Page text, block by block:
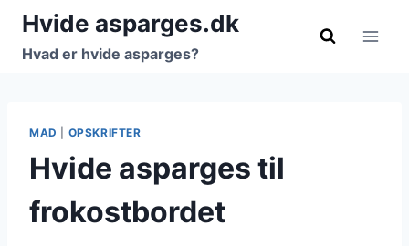
Fortsæt
indhold
Hvide asparges.dk
Hvad er hvide asparges?
MAD OPSKRIFTER
Hvide asparges til
frokostbordet